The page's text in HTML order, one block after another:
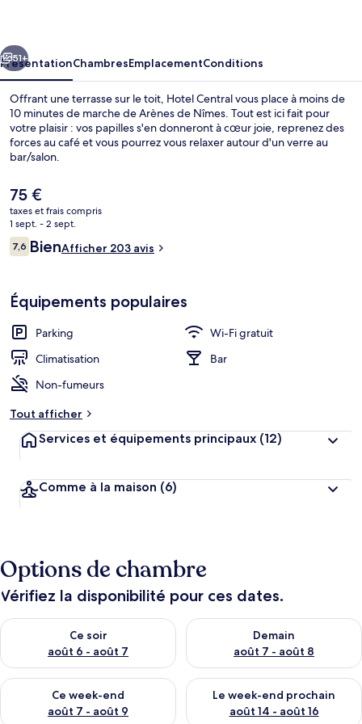
Suivant
51+
PrésentationChambresEmplacementConditions
Offrant une terrasse sur le toit, Hotel Central vous place à moins de
10 minutes de marche de Arènes de Nîmes. Tout est ici fait pour
votre plaisir : vos papilles s'en donneront à cœur joie, reprenez des
forces au café et vous pourrez vous relaxer autour d'un verre au
bar/salon.
Le
prix
actuel
est
de
75 €
taxes et frais compris
1 sept. - 2 sept.
Avis
voyageurs
7,67,6 sur 10
BienAfficher 203 avis
Équipements populaires
Parking
Wi-Fi gratuit
Climatisation
Bar
Non-fumeurs
Tout afficher
Services et équipements principaux (12)
Comme à la maison (6)
Options de chambre
Vérifiez la disponibilité pour ces dates.
Ce soir
août 6 - août 7
Vérifier la disponibilité pour ce soir août 6 - août 7
Demain
août 7 - août 8
Vérifier la disponibilité pour
Ce week-end
août 7 - août 9
Vérifier la disponibilité pour ce week-end août 7 - août 9
Le week-end prochain
août 14 - août 16
Vérifier la disponibilité pour